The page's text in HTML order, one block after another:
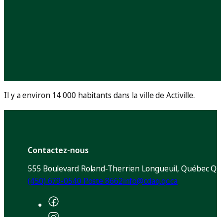
Il y a environ 14 000 habitants dans la ville de Activille.
Contactez-nous
555 Boulevard Roland-Therrien Longueuil, Québec
(450) 679-0540 Poste 8662info@cdaq.qc.ca